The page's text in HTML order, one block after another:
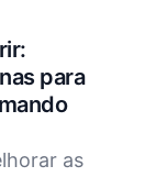
para
as